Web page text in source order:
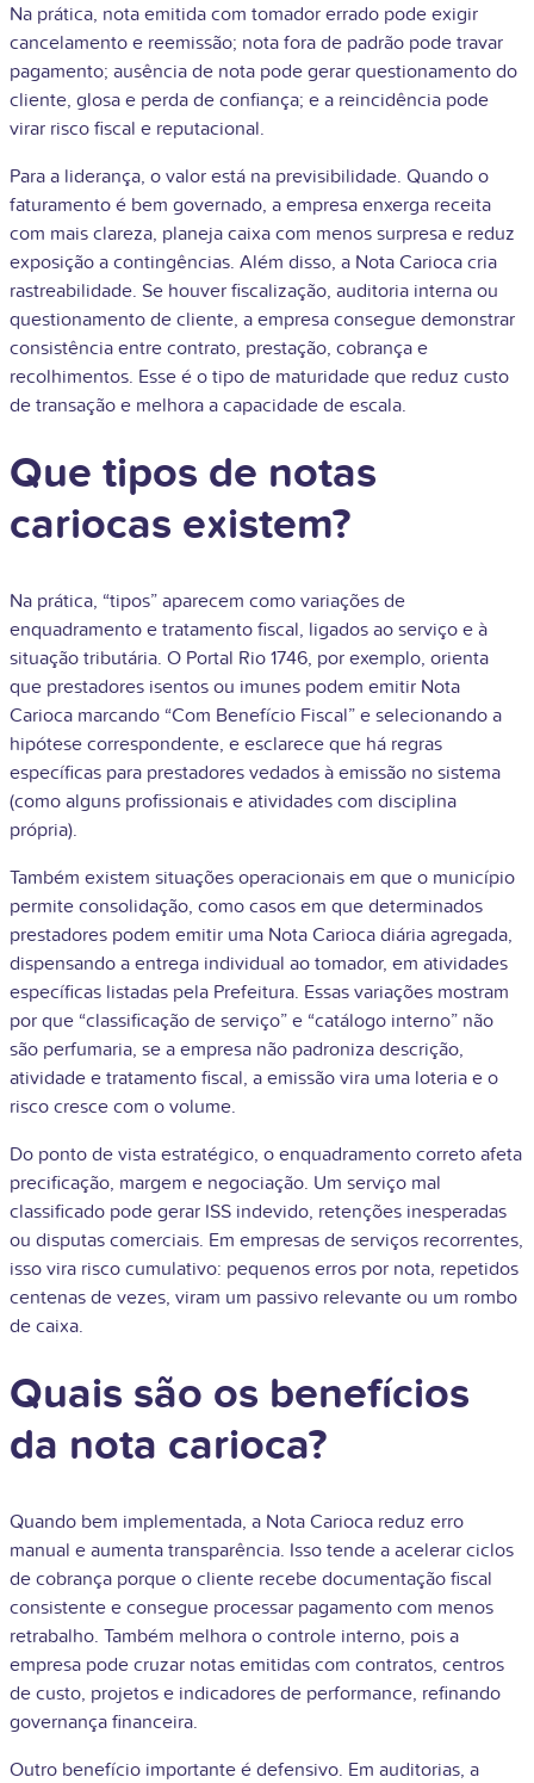
Na prática, nota emitida com tomador errado pode exigir
cancelamento e reemissão; nota fora de padrão pode travar
pagamento; ausência de nota pode gerar questionamento do
cliente, glosa e perda de confiança; e a reincidência pode
virar risco fiscal e reputacional.
Para a liderança, o valor está na previsibilidade. Quando o
faturamento é bem governado, a empresa enxerga receita
com mais clareza, planeja caixa com menos surpresa e reduz
exposição a contingências. Além disso, a Nota Carioca cria
rastreabilidade. Se houver fiscalização, auditoria interna ou
questionamento de cliente, a empresa consegue demonstrar
consistência entre contrato, prestação, cobrança e
recolhimentos. Esse é o tipo de maturidade que reduz custo
de transação e melhora a capacidade de escala.
Que tipos de notas
cariocas existem?
Na prática, “tipos” aparecem como variações de
enquadramento e tratamento fiscal, ligados ao serviço e à
situação tributária. O Portal Rio 1746, por exemplo, orienta
que prestadores isentos ou imunes podem emitir Nota
Carioca marcando “Com Benefício Fiscal” e selecionando a
hipótese correspondente, e esclarece que há regras
específicas para prestadores vedados à emissão no sistema
(como alguns profissionais e atividades com disciplina
própria).
Também existem situações operacionais em que o município
permite consolidação, como casos em que determinados
prestadores podem emitir uma Nota Carioca diária agregada,
dispensando a entrega individual ao tomador, em atividades
específicas listadas pela Prefeitura. Essas variações mostram
por que “classificação de serviço” e “catálogo interno” não
são perfumaria, se a empresa não padroniza descrição,
atividade e tratamento fiscal, a emissão vira uma loteria e o
risco cresce com o volume.
Do ponto de vista estratégico, o enquadramento correto afeta
precificação, margem e negociação. Um serviço mal
classificado pode gerar ISS indevido, retenções inesperadas
ou disputas comerciais. Em empresas de serviços recorrentes,
isso vira risco cumulativo: pequenos erros por nota, repetidos
centenas de vezes, viram um passivo relevante ou um rombo
de caixa.
Quais são os benefícios
da nota carioca?
Quando bem implementada, a Nota Carioca reduz erro
manual e aumenta transparência. Isso tende a acelerar ciclos
de cobrança porque o cliente recebe documentação fiscal
consistente e consegue processar pagamento com menos
retrabalho. Também melhora o controle interno, pois a
empresa pode cruzar notas emitidas com contratos, centros
de custo, projetos e indicadores de performance, refinando
governança financeira.
Outro benefício importante é defensivo. Em auditorias, a